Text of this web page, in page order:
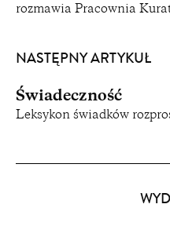
rozmawia Pracownia
NASTĘPNY ARTYKUŁ
Świadeczność
Leksykon świadków